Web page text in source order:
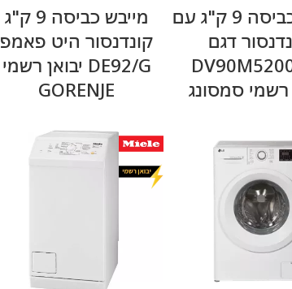
מייבש כביסה 9 ק"ג עם
דגם
רשמי סמסונג
מייבש כביסה 9 ק"ג
קונדנסור היט פאמפ
DE92/G יבואן רשמי
GORENJE